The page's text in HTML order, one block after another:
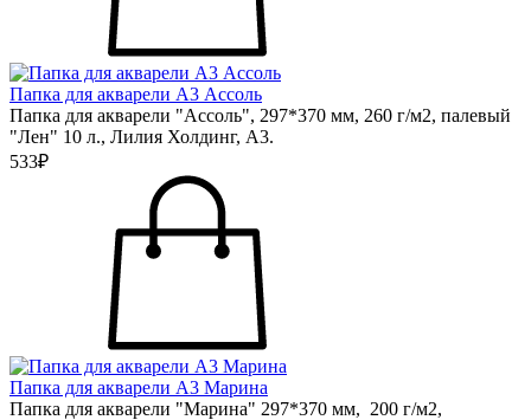
Папка для акварели А3 Ассоль
Папка для акварели "Ассоль", 297*370 мм, 260 г/м2, палевый
"Лен" 10 л., Лилия Холдинг, А3.
533₽
Папка для акварели А3 Марина
Папка для акварели "Марина" 297*370 мм, 200 г/м2,